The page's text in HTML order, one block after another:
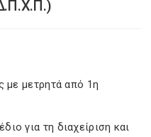
με μετρητά από 1η
για τη διαχείριση και